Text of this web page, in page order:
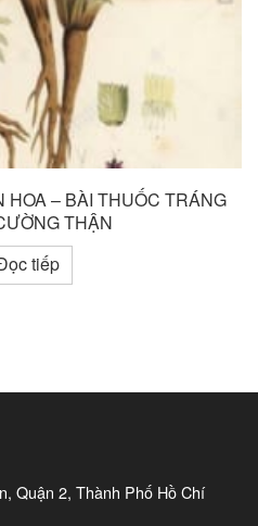
– BÀI THUỐC TRÁNG
THẬN
tiếp
Quận 2, Thành Phố Hồ Chí